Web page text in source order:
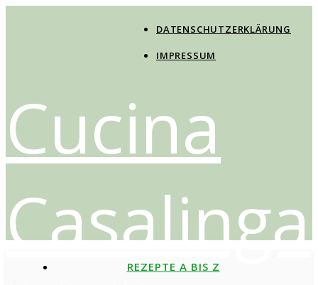
DATENSCHUTZERKLÄRUNG
IMPRESSUM
Cucina
Casalinga
REZEPTE A BIS Z